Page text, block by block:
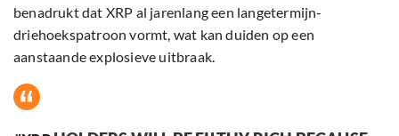
benadrukt dat XRP al jarenlang een langetermijn-
driehoekspatroon vormt, wat kan duiden op een
aanstaande explosieve uitbraak.